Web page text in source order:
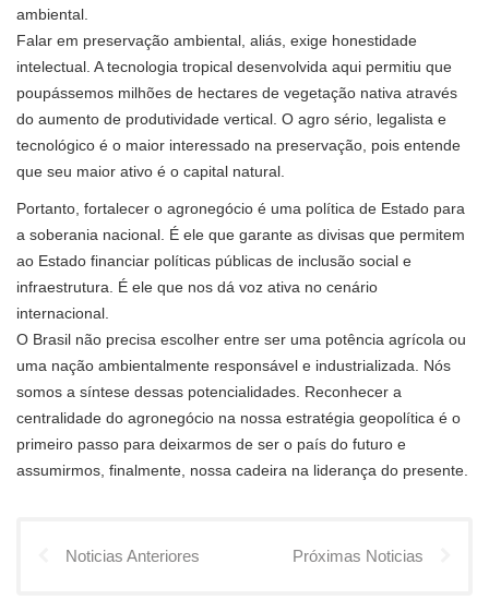
ambiental.
Falar em preservação ambiental, aliás, exige honestidade
intelectual. A tecnologia tropical desenvolvida aqui permitiu que
poupássemos milhões de hectares de vegetação nativa através
do aumento de produtividade vertical. O agro sério, legalista e
tecnológico é o maior interessado na preservação, pois entende
que seu maior ativo é o capital natural.
Portanto, fortalecer o agronegócio é uma política de Estado para
a soberania nacional. É ele que garante as divisas que permitem
ao Estado financiar políticas públicas de inclusão social e
infraestrutura. É ele que nos dá voz ativa no cenário
internacional.
O Brasil não precisa escolher entre ser uma potência agrícola ou
uma nação ambientalmente responsável e industrializada. Nós
somos a síntese dessas potencialidades. Reconhecer a
centralidade do agronegócio na nossa estratégia geopolítica é o
primeiro passo para deixarmos de ser o país do futuro e
assumirmos, finalmente, nossa cadeira na liderança do presente.
Noticias Anteriores Próximas Noticias